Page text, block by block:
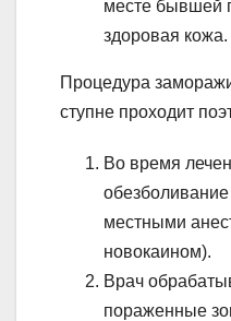
месте бывшей
здоровая кожа.
Процедура
ступне проходит
Во время
местными
новокаином).
Врач
пораженные